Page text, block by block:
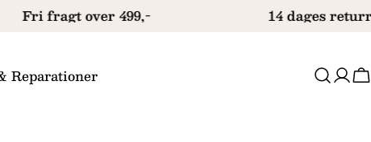
Fri fragt over 499,- 14 dages
Reparationer